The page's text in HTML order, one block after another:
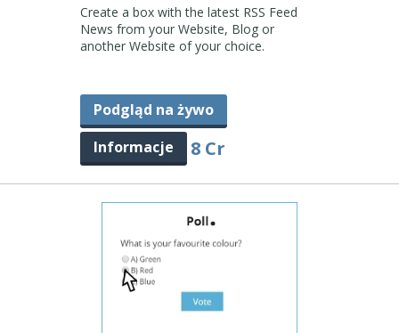
Create a box with the latest RSS Feed
News from your Website, Blog or
another Website of your choice.
Podgląd na żywo
Informacje
8 Cr